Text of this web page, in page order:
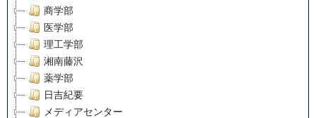
商学部
医学部
理工学部
湘南藤沢
薬学部
日吉紀要
メディアセンター